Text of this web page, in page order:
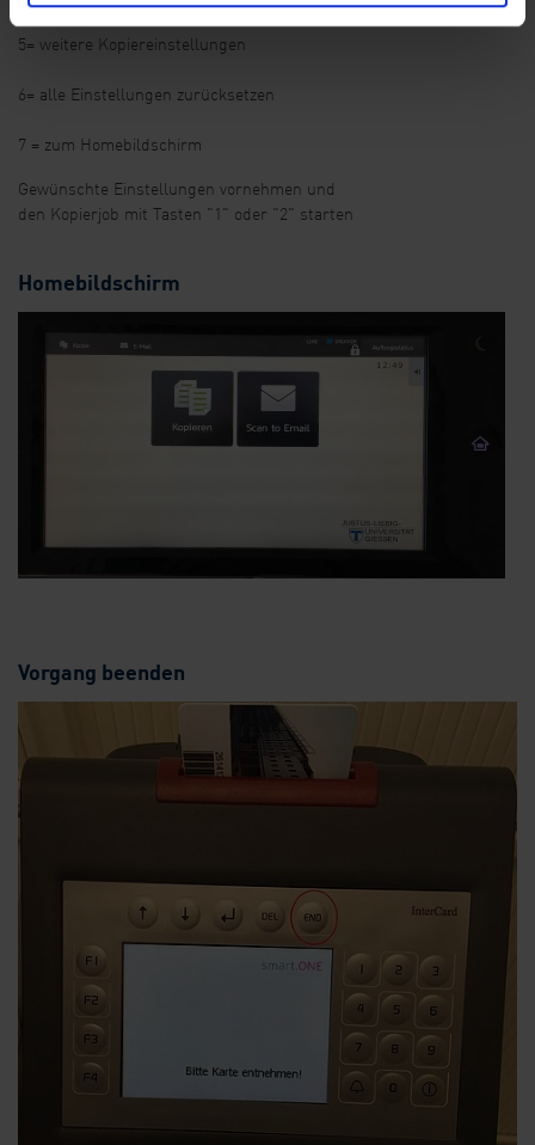
5= weitere Kopiereinstellungen
6= alle Einstellungen zurücksetzen
7 = zum Homebildschirm
Gewünschte Einstellungen vornehmen und
den Kopierjob mit Tasten "1" oder "2" starten
Homebildschirm
Vorgang beenden